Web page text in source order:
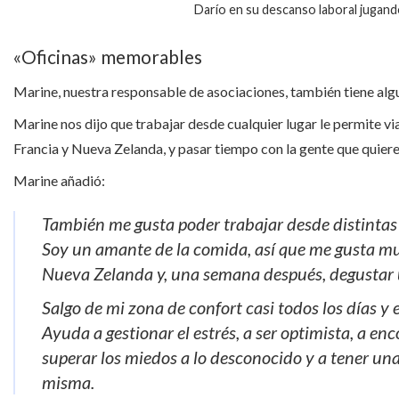
Darío en su descanso laboral
«Oficinas» memorables
Marine, nuestra responsable de asociaciones, también tiene
Marine nos dijo que trabajar desde cualquier lugar le permite
Francia y Nueva Zelanda, y pasar tiempo con la gente que
Marine añadió:
También me gusta poder trabajar desde
Soy un amante de la comida, así que me gusta
Nueva Zelanda y, una semana después,
Salgo de mi zona de confort casi todos los días
Ayuda a gestionar el estrés, a ser optimista, a
superar los miedos a lo desconocido y a tener
misma.